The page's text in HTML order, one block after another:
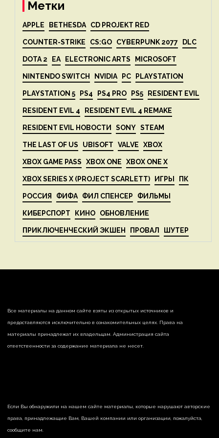
Метки
APPLE BETHESDA CD PROJEKT RED
COUNTER-STRIKE CS:GO CYBERPUNK 2077 DLC
DOTA 2 EA ELECTRONIC ARTS MICROSOFT
NINTENDO SWITCH NVIDIA PC PLAYSTATION
PLAYSTATION 5 PS4 PS4 PRO PS5 RESIDENT EVIL
RESIDENT EVIL 4 RESIDENT EVIL 4 REMAKE
RESIDENT EVIL НОВОСТИ SONY STEAM
THE LAST OF US UBISOFT VALVE XBOX
XBOX GAME PASS XBOX ONE XBOX ONE X
XBOX SERIES X (PROJECT SCARLETT) ИГРЫ ПК
РОССИЯ ФИФА ФИЛ СПЕНСЕР ФИЛЬМЫ
КИБЕРСПОРТ КИНО ОБНОВЛЕНИЕ
ПРИКЛЮЧЕНЧЕСКИЙ ЭКШЕН ПРОВАЛ ШУТЕР
Все материалы на данном сайте взяты из открытых источников и
предоставляются исключительно в ознакомительных целях. Права на
материалы принадлежат их владельцам. Администрация сайта
ответственности за содержание материала не несет.
Если Вы обнаружили на нашем сайте материалы, которые нарушают авторские
права, принадлежащие Вам, Вашей компании или организации, пожалуйста,
сообщите нам.